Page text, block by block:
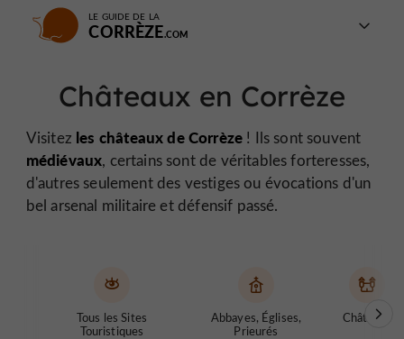
LE GUIDE DE LA
CORRÈZE
Châteaux en Corrèze
Visitez les châteaux de Corrèze ! Ils sont souvent
médiévaux, certains sont de véritables forteresses,
d'autres seulement des vestiges ou évocations d'un
bel arsenal militaire et défensif passé.
Tous les Sites
Touristiques
Abbayes, Églises,
Prieurés
Châteaux